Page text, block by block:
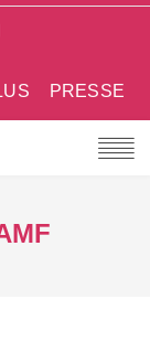
PRESSE